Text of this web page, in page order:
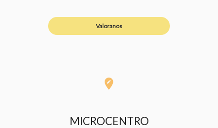
Valoranos
MICROCENTRO